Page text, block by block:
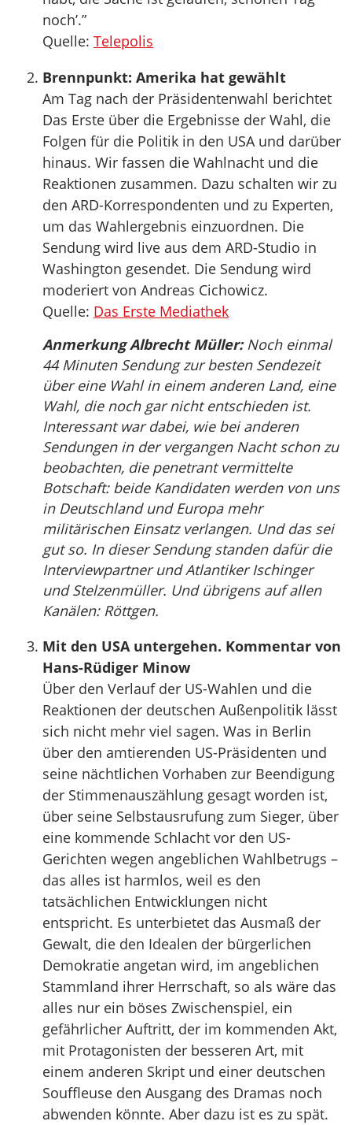
noch’.”
Quelle: Telepolis
Brennpunkt: Amerika hat gewählt
Am Tag nach der Präsidentenwahl berichtet
Das Erste über die Ergebnisse der Wahl, die
Folgen für die Politik in den USA und darüber
hinaus. Wir fassen die Wahlnacht und die
Reaktionen zusammen. Dazu schalten wir zu
den ARD-Korrespondenten und zu Experten,
um das Wahlergebnis einzuordnen. Die
Sendung wird live aus dem ARD-Studio in
Washington gesendet. Die Sendung wird
moderiert von Andreas Cichowicz.
Quelle: Das Erste Mediathek
Anmerkung Albrecht Müller:Noch einmal
44 Minuten Sendung zur besten Sendezeit
über eine Wahl in einem anderen Land, eine
Wahl, die noch gar nicht entschieden ist.
Interessant war dabei, wie bei anderen
Sendungen in der vergangen Nacht schon zu
beobachten, die penetrant vermittelte
Botschaft: beide Kandidaten werden von uns
in Deutschland und Europa mehr
militärischen Einsatz verlangen. Und das sei
gut so. In dieser Sendung standen dafür die
Interviewpartner und Atlantiker Ischinger
und Stelzenmüller. Und übrigens auf allen
Kanälen: Röttgen.
Mit den USA untergehen. Kommentar von
Hans-Rüdiger Minow
Über den Verlauf der US-Wahlen und die
Reaktionen der deutschen Außenpolitik lässt
sich nicht mehr viel sagen. Was in Berlin
über den amtierenden US-Präsidenten und
seine nächtlichen Vorhaben zur Beendigung
der Stimmenauszählung gesagt worden ist,
über seine Selbstausrufung zum Sieger, über
eine kommende Schlacht vor den US-
Gerichten wegen angeblichen Wahlbetrugs –
das alles ist harmlos, weil es den
tatsächlichen Entwicklungen nicht
entspricht. Es unterbietet das Ausmaß der
Gewalt, die den Idealen der bürgerlichen
Demokratie angetan wird, im angeblichen
Stammland ihrer Herrschaft, so als wäre das
alles nur ein böses Zwischenspiel, ein
gefährlicher Auftritt, der im kommenden Akt,
mit Protagonisten der besseren Art, mit
einem anderen Skript und einer deutschen
Souffleuse den Ausgang des Dramas noch
abwenden könnte. Aber dazu ist es zu spät.